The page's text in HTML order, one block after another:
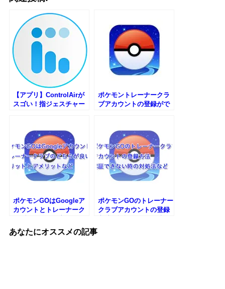
【アプリ】ControlAirが
スゴい！指ジェスチャー
ポケモントレーナークラ
ブアカウントの登録がで
ポケモンGOはGoogleア
カウントとトレーナーク
リットとデメリットなど
ポケモンGOのトレーナー
クラブアカウントの登録
あなたにオススメの記事